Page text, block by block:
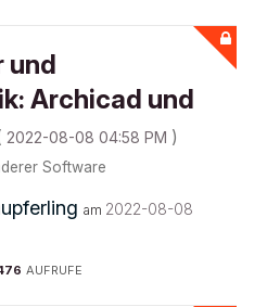
und
Archicad und
‎2022-08-08 04:58 PM )
Software
am ‎2022-08-08
AUFRUFE